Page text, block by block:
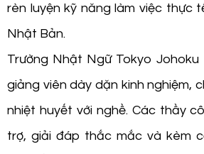
rèn luyện kỹ năng làm việc thực
Nhật Bản.
Trường Nhật Ngữ Tokyo
giảng viên dày dặn kinh nghiệm,
nhiệt huyết với nghề. Các thầy
trợ, giải đáp thắc mắc và kèm